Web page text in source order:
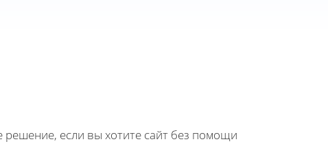
если вы хотите сайт без помощи